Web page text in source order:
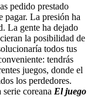
pedido prestado
pagar. La presión ha
La gente ha dejado
la posibilidad de
todos tus
tendrás
juegos, donde el
los perdedores.
coreana El juego